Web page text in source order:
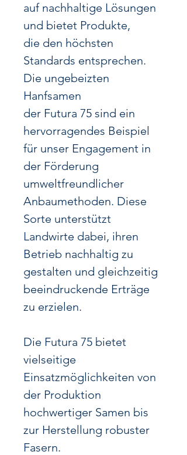
auf nachhaltige Lösungen
und bietet Produkte,
die den höchsten
Standards entsprechen.
Die ungebeizten
Hanfsamen
der Futura 75 sind ein
hervorragendes Beispiel
für unser Engagement in
der Förderung
umweltfreundlicher
Anbaumethoden. Diese
Sorte unterstützt
Landwirte dabei, ihren
Betrieb nachhaltig zu
gestalten und gleichzeitig
beeindruckende Erträge
zu erzielen.
Die Futura 75 bietet
vielseitige
Einsatzmöglichkeiten von
der Produktion
hochwertiger Samen bis
zur Herstellung robuster
Fasern.